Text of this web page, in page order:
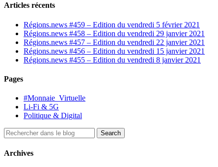
Articles récents
Régions.news #459 – Edition du vendredi 5 février 2021
Régions.news #458 – Edition du vendredi 29 janvier 2021
Régions.news #457 – Edition du vendredi 22 janvier 2021
Régions.news #456 – Edition du vendredi 15 janvier 2021
Régions.news #455 – Edition du vendredi 8 janvier 2021
Pages
#Monnaie_Virtuelle
Li-Fi & 5G
Politique & Digital
Archives